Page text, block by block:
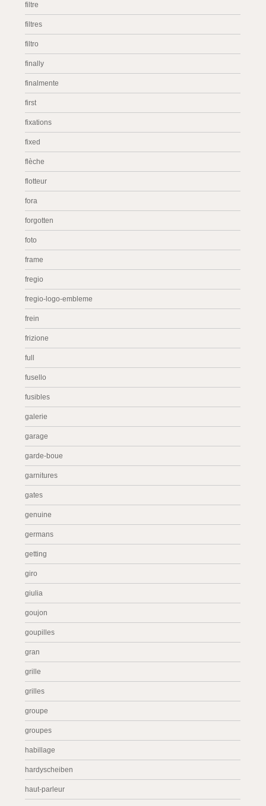
filtre
filtres
filtro
finally
finalmente
first
fixations
fixed
flèche
flotteur
fora
forgotten
foto
frame
fregio
fregio-logo-embleme
frein
frizione
full
fusello
fusibles
galerie
garage
garde-boue
garnitures
gates
genuine
germans
getting
giro
giulia
goujon
goupilles
gran
grille
grilles
groupe
groupes
habillage
hardyscheiben
haut-parleur